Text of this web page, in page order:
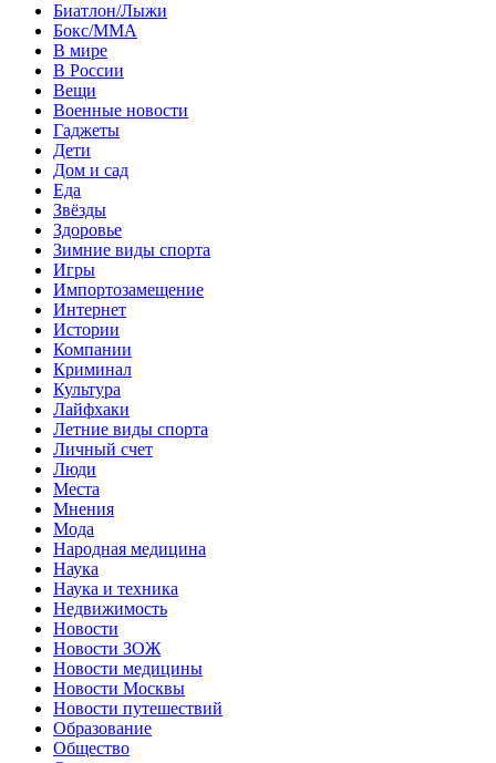
Биатлон/Лыжи
Бокс/MMA
В мире
В России
Вещи
Военные новости
Гаджеты
Дети
Дом и сад
Еда
Звёзды
Здоровье
Зимние виды спорта
Игры
Импортозамещение
Интернет
Истории
Компании
Криминал
Культура
Лайфхаки
Летние виды спорта
Личный счет
Люди
Места
Мнения
Мода
Народная медицина
Наука
Наука и техника
Недвижимость
Новости
Новости ЗОЖ
Новости медицины
Новости Москвы
Новости путешествий
Образование
Общество